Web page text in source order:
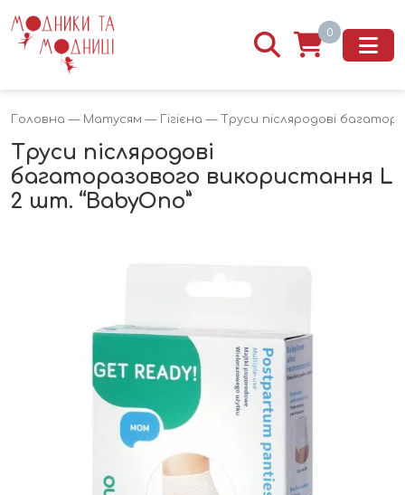
0
Головна — Матусям — Гігієна — Труси післяродові
Труси післяродові
багаторазового використання L
2 шт. “BabyOno”